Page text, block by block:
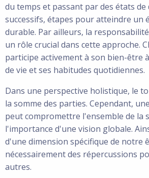
du temps et passant par des états de
successifs, étapes pour atteindre un
durable. Par ailleurs, la
un rôle crucial dans cette approche.
participe activement à son bien-être
de vie et ses habitudes quotidiennes.
Dans une perspective holistique, le
la somme des parties. Cependant,
peut compromettre l'ensemble de la
l'importance d'une vision globale.
d'une dimension spécifique de notre
nécessairement des répercussions
autres.